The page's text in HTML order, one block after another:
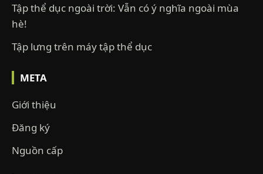
Tập thể dục ngoài trời: Vẫn có ý nghĩa ngoài mùa
hè!
Tập lưng trên máy tập thể dục
META
Giới thiệu
Đăng ký
Nguồn cấp